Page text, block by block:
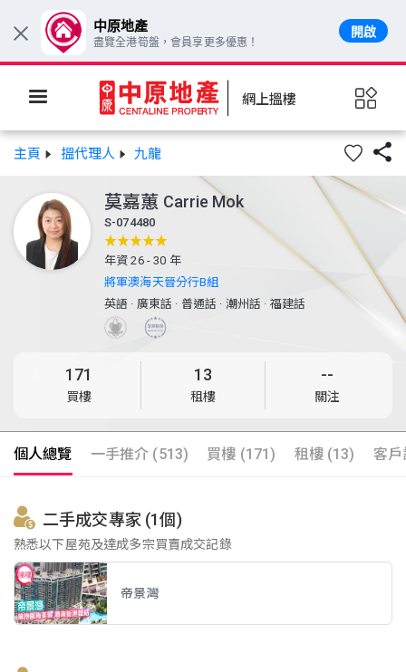
網上搵樓
主頁 搵代理人 九龍 
莫嘉蕙 Carrie Mok
S-074480
年資 26 - 30 年
將軍澳海天晉分行B組
英語 · 廣東話 · 普通話 · 潮州話 · 福建話
171
買樓
13
租樓
--
關注
個人總覽 一手推介 (513) 買樓 (171) 租樓 (13) 客
二手成交專家 (1個)
熟悉以下屋苑及達成多宗買賣成交記錄
帝景灣
× 中原地產
盡覽全港筍盤，會員享更多優惠！
開啟